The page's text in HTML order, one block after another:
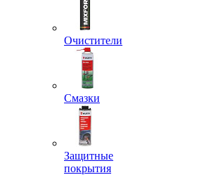
Очистители
Смазки
Защитные
покрытия